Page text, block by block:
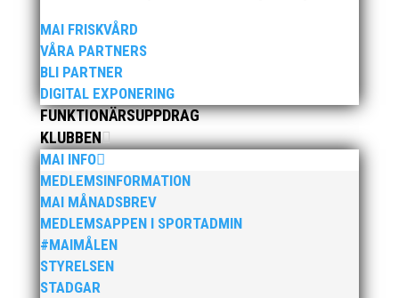
MAI FRISKVÅRD
VÅRA PARTNERS
BLI PARTNER
DIGITAL EXPONERING
FUNKTIONÄRSUPPDRAG
KLUBBEN
MAI INFO
MEDLEMSINFORMATION
MAI MÅNADSBREV
MEDLEMSAPPEN I SPORTADMIN
#MAIMÅLEN
STYRELSEN
STADGAR
hyllningarna. –...
Som traditionen bjuder så var vi ett helt gäng löpare
från MAI RUNNERS som sprang det mysiga
Sylvesterloppet på självaste nyårsafton. Formen är
enkel, ett eller två varv runt Pildammsparken (2,7 km
respektive 5,4 kilometer), med tidtagning på de fem
främsta i varje...